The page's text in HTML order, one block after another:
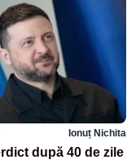
Ionuț Nichita
după 40 de zile